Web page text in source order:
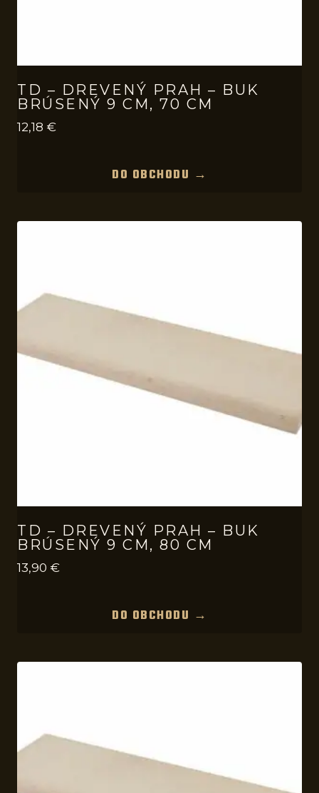
TD – DREVENÝ PRAH – BUK
BRÚSENÝ 9 CM, 70 CM
12,18 €
DO OBCHODU →
TD – DREVENÝ PRAH – BUK
BRÚSENÝ 9 CM, 80 CM
13,90 €
DO OBCHODU →